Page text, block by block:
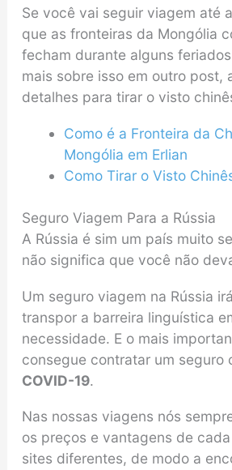
Se você vai seguir viagem até
que as fronteiras da Mongólia
fecham durante alguns
mais sobre isso em outro post,
detalhes para tirar o visto
Como é a Fronteira da
Mongólia em Erlian
Como Tirar o Visto
Seguro Viagem Para a Rússia
A Rússia é sim um país muito
não significa que você não
Um seguro viagem na Rússia
transpor a barreira linguística
necessidade. E o mais
consegue contratar um seguro
COVID-19.
Nas nossas viagens nós
os preços e vantagens de
sites diferentes, de modo a